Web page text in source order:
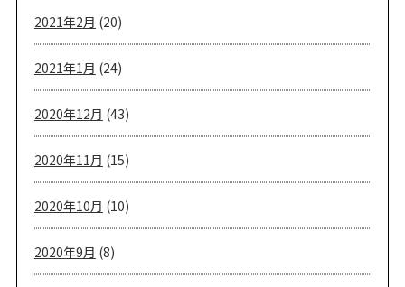
2021年2月 (20)
2021年1月 (24)
2020年12月 (43)
2020年11月 (15)
2020年10月 (10)
2020年9月 (8)